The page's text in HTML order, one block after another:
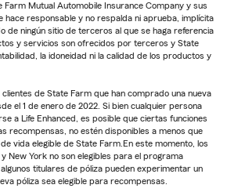
Farm Mutual Automobile Insurance Company y sus
hace responsable y no respalda ni aprueba, implícita
de ningún sitio de terceros al que se haga referencia
y servicios son ofrecidos por terceros y State
la idoneidad ni la calidad de los productos y
clientes de State Farm que han comprado una nueva
el 1 de enero de 2022. Si bien cualquier persona
a Life Enhanced, es posible que ciertas funciones
recompensas, no estén disponibles a menos que
vida elegible de State Farm.En este momento, los
New York no son elegibles para el programa
titulares de póliza pueden experimentar un
póliza sea elegible para recompensas.